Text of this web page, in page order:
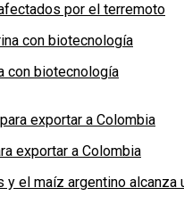
por el terremoto
con biotecnología
exportar a Colombia